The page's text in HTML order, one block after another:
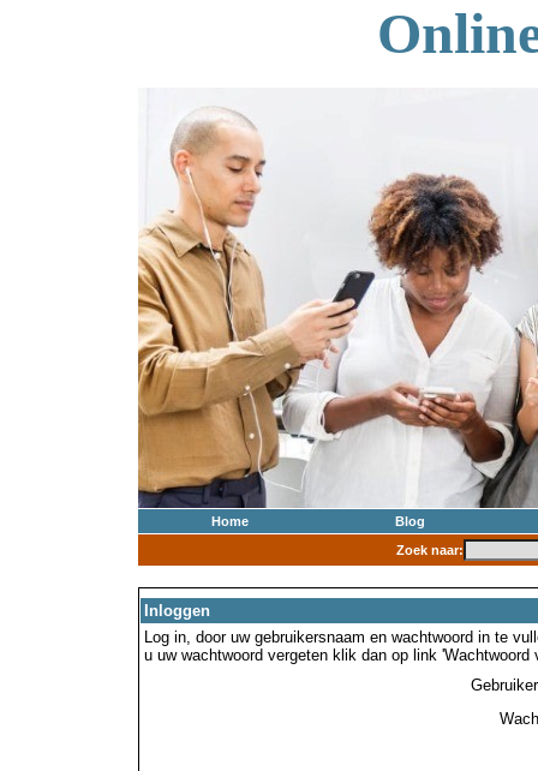
Home
Blog
Zoek naar:
Inloggen
Log in, door uw gebruikersnaam en wachtwoord in te
u uw wachtwoord vergeten klik dan op link 'Wachtwoord